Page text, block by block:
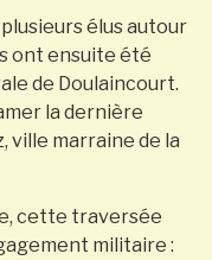
élus autour
ont ensuite été
de Doulaincourt.
la dernière
ville marraine de la
cette traversée
militaire :